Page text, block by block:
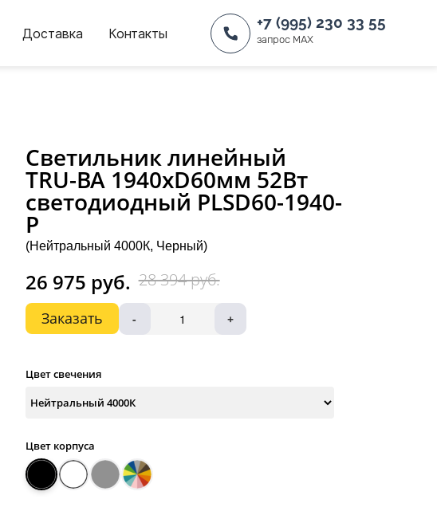
Доставка Контакты
+7 (995) 230 33 55
запрос MAX
Светильник линейный
TRU-BA 1940хD60мм 52Вт
светодиодный PLSD60-1940-
P
(Нейтральный 4000К, Черный)
26 975 руб. 28 394 руб.
Заказать - +
Цвет свечения
Цвет корпуса